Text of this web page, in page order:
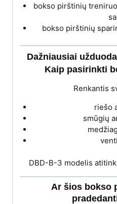
bokso pirštinių
bokso pirštinių
Dažniausiai
Kaip pasirinkti
Renkantis
riešo
smūgių
DBD-B-3 modelis
Ar šios bokso